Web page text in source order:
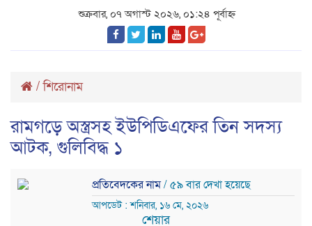
শুক্রবার, ০৭ অগাস্ট ২০২৬, ০১:২৪ পূর্বাহ্ন
/শিরোনাম
রামগড়ে অস্ত্রসহ ইউপিডিএফের তিন সদস্য
আটক, গুলিবিদ্ধ ১
প্রতিবেদকের নাম/ ৫৯ বার দেখা হয়েছে
আপডেট : শনিবার, ১৬ মে, ২০২৬
শেয়ার